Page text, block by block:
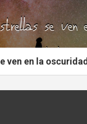
ven en la oscuridad